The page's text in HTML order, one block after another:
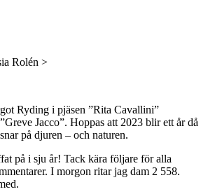
Rolén >
Ryding i pjäsen ”Rita Cavallini”
Jacco”. Hoppas att 2023 blir ett år då
på djuren – och naturen.
på i sju år! Tack kära följare för alla
I morgon ritar jag dam 2 558.